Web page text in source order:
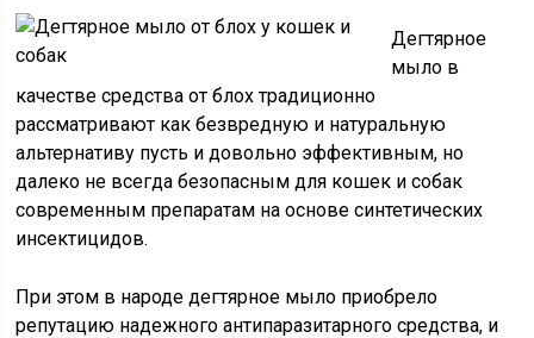
Дегтярное
мыло в
качестве средства от блох традиционно
рассматривают как безвредную и натуральную
альтернативу пусть и довольно эффективным, но
далеко не всегда безопасным для кошек и собак
современным препаратам на основе синтетических
инсектицидов.
При этом в народе дегтярное мыло приобрело
репутацию надежного антипаразитарного средства, и